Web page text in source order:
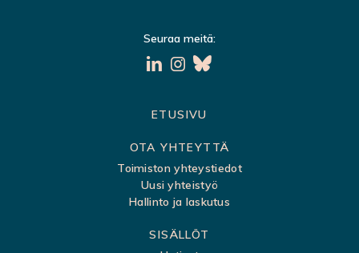
Seuraa meitä:
ETUSIVU
OTA YHTEYTTÄ
Toimiston yhteystiedot
Uusi yhteistyö
Hallinto ja laskutus
SISÄLLÖT